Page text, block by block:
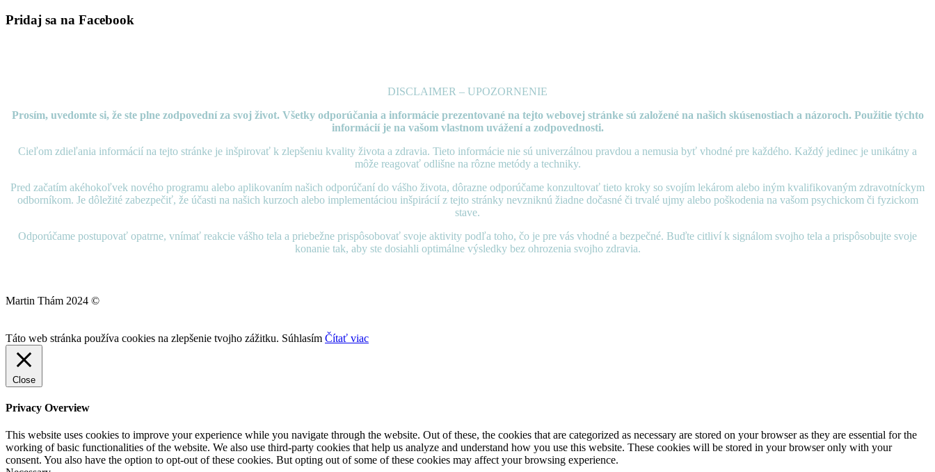
Pridaj sa na Facebook
DISCLAIMER – UPOZORNENIE
Prosím, uvedomte si, že ste plne zodpovední za svoj život. Všetky odporúčania a informácie prezentované na tejto webovej stránke sú založené na našich skúsenostiach a názoroch. Použitie týchto
informácií je na vašom vlastnom uvážení a zodpovednosti.
Cieľom zdieľania informácií na tejto stránke je inšpirovať k zlepšeniu kvality života a zdravia. Tieto informácie nie sú univerzálnou pravdou a nemusia byť vhodné pre každého. Každý jedinec je unikátny a
môže reagovať odlišne na rôzne metódy a techniky.
Pred začatím akéhokoľvek nového programu alebo aplikovaním našich odporúčaní do vášho života, dôrazne odporúčame konzultovať tieto kroky so svojím lekárom alebo iným kvalifikovaným zdravotníckym
odborníkom. Je dôležité zabezpečiť, že účasti na našich kurzoch alebo implementáciou inšpirácií z tejto stránky nevzniknú žiadne dočasné či trvalé ujmy alebo poškodenia na vašom psychickom či fyzickom
stave.
Odporúčame postupovať opatrne, vnímať reakcie vášho tela a priebežne prispôsobovať svoje aktivity podľa toho, čo je pre vás vhodné a bezpečné. Buďte citliví k signálom svojho tela a prispôsobujte svoje
konanie tak, aby ste dosiahli optimálne výsledky bez ohrozenia svojho zdravia.
Martin Thám 2024 ©
Táto web stránka používa cookies na zlepšenie tvojho zážitku. Súhlasím Čítať viac
Close
Privacy Overview
This website uses cookies to improve your experience while you navigate through the website. Out of these, the cookies that are categorized as necessary are stored on your browser as they are essential for the
working of basic functionalities of the website. We also use third-party cookies that help us analyze and understand how you use this website. These cookies will be stored in your browser only with your
consent. You also have the option to opt-out of these cookies. But opting out of some of these cookies may affect your browsing experience.